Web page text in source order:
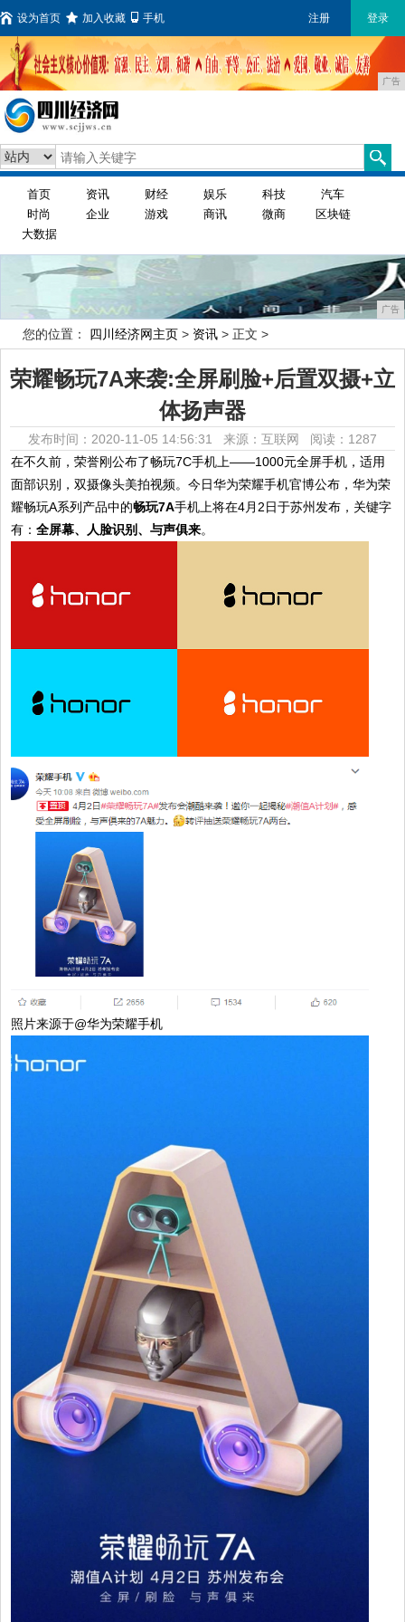
设为首页 加入收藏 手机 注册 登录
广告
首页 资讯 财经 娱乐 科技
汽车
时尚
企业 游戏 商讯 微商
区块链
大数据
广告
您的位置： 四川经济网主页 > 资讯 > 正文 >
荣耀畅玩7A来袭:全屏刷脸+后置双摄+立
体扬声器
发布时间：2020-11-05 14:56:31 来源：互联网 阅读：1287
在不久前，荣誉刚公布了畅玩7C手机上——1000元全屏手机，适用
面部识别，双摄像头美拍视频。今日华为荣耀手机官博公布，华为荣
耀畅玩A系列产品中的畅玩7A手机上将在4月2日于苏州发布，关键字
有：全屏幕、人脸识别、与声俱来。
照片来源于@华为荣耀手机